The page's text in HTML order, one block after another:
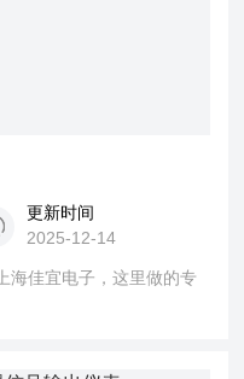
更新时间
2025-12-14
海佳宜电子，这里做的专